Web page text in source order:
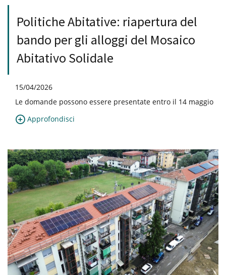
Politiche Abitative: riapertura del
bando per gli alloggi del Mosaico
Abitativo Solidale
15/04/2026
Le domande possono essere presentate entro il 14 maggio
Approfondisci